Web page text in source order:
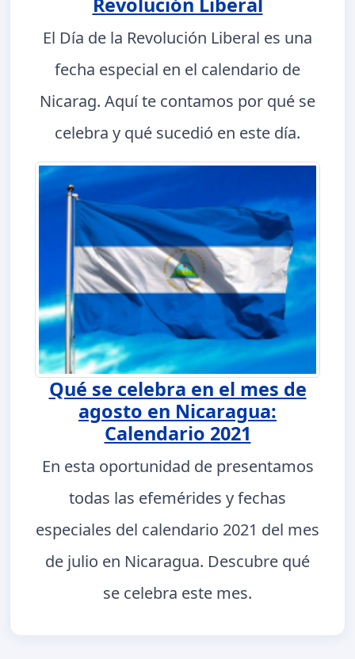
Revolución Liberal
El Día de la Revolución Liberal es una
fecha especial en el calendario de
Nicarag. Aquí te contamos por qué se
celebra y qué sucedió en este día.
Qué se celebra en el mes de
agosto en Nicaragua:
Calendario 2021
En esta oportunidad de presentamos
todas las efemérides y fechas
especiales del calendario 2021 del mes
de julio en Nicaragua. Descubre qué
se celebra este mes.